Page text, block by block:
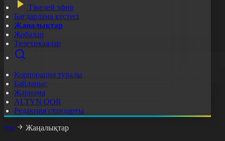
Тікелей эфир
Бағдарлама кестесі
Жаңалықтар
Жобалар
Телехикаялар
Корпорация туралы
Байланыс
Жарнама
ALTYN QOR
Редакция стандарты
Жаңалықтар